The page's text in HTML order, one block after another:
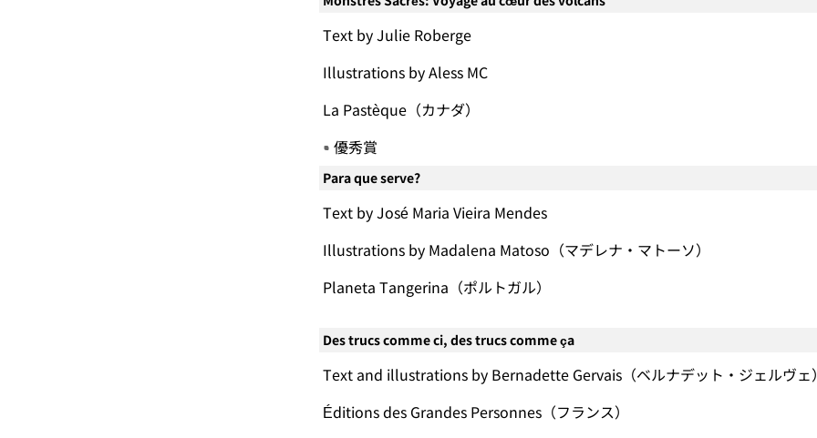
Text by Julie Roberge
Illustrations by Aless MC
La Pastèque（カナダ）
優秀賞
Para que serve?
Text by José Maria Vieira Mendes
Illustrations by Madalena Matoso（マデレナ・マトーソ）
Planeta Tangerina（ポルトガル）
Des trucs comme ci, des trucs comme ça
Text and illustrations by Bernadette Gervais（ベルナデット・ジェルヴェ
Éditions des Grandes Personnes（フランス）